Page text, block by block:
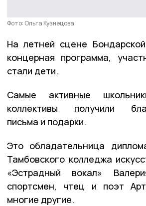
Фото: Ольга Кузнецова
На летней сцене
концерная программа,
стали дети.
Самые активные
коллективы получили
письма и подарки.
Это обладательница
Тамбовского колледжа
«Эстрадный вокал»
спортсмен, чтец и поэт
многие другие.